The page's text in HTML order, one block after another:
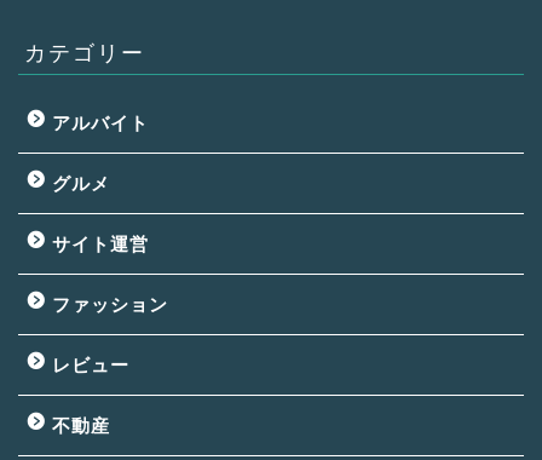
カテゴリー
アルバイト
グルメ
サイト運営
ファッション
レビュー
不動産